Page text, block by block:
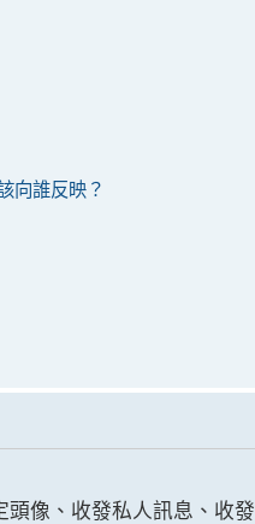
向誰反映？
像、收發私人訊息、收發